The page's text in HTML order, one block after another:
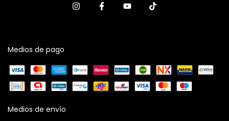
Medios de pago
Medios de envío